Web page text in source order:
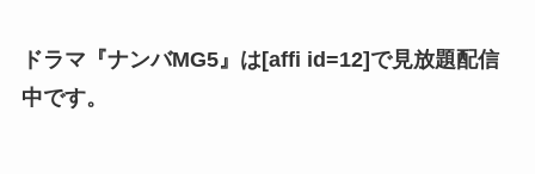
ドラマ『ナンバMG5』は[affi id=12]で見放題配信
中です。